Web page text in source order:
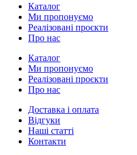
Каталог
Ми пропонуємо
Реалізовані проєкти
Про нас
Каталог
Ми пропонуємо
Реалізовані проєкти
Про нас
Доставка і оплата
Відгуки
Наші статті
Контакти